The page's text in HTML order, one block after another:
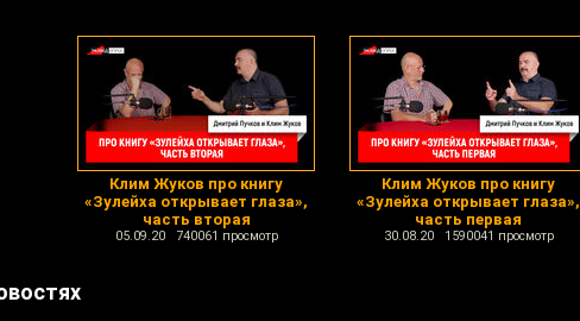
Клим Жуков про книгу
«Зулейха открывает глаза»,
часть вторая
05.09.20 740061 просмотр
Клим Жуков про книгу
«Зулейха открывает глаза»,
часть первая
30.08.20 1590041 просмотр